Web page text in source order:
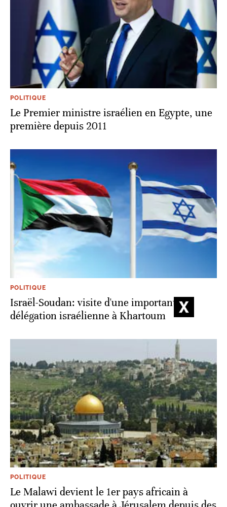
POLITIQUE
Le Premier ministre israélien en Egypte, une
première depuis 2011
POLITIQUE
Israël-Soudan: visite d'une importante
délégation israélienne à Khartoum
POLITIQUE
Le Malawi devient le 1er pays africain à